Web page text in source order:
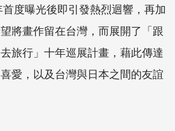
度曝光後即引發熱烈迴響，再加
將畫作留在台灣，而展開了「跟
旅行」十年巡展計畫，藉此傳達
愛，以及台灣與日本之間的友誼